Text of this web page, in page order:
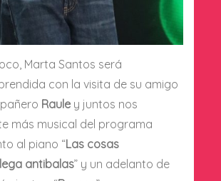
Marta Santos será
con la visita de su amigo
Raule y juntos nos
más musical del programa
al piano “Las cosas
antibalas” y un adelanto de